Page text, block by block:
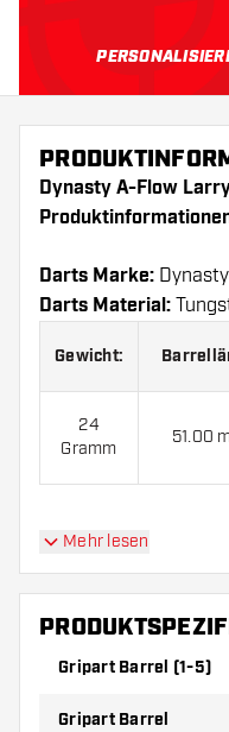
Dynasty A-Flow
Darts Marke: Dynasty
Darts Material:
Gewicht:
24
Gramm
51.00
Dynasty A-Flow
kommen mit:3
Mehr lesen
Gripart Barrel (1-5)
Gripart Barrel